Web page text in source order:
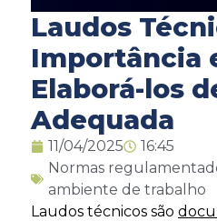
Laudos
Importância
Elaborá-los
Adequada
11/04/2025
16:45
Normas
ambiente de trabalho
Laudos técnicos são